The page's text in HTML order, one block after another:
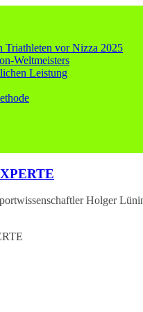
Triathleten vor Nizza 2025
Weltmeisters
Leistung
Holger